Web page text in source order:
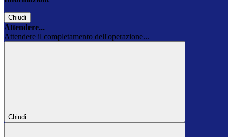
Chiudi
Attendere...
Attendere il completamento dell'operazione...
Chiudi